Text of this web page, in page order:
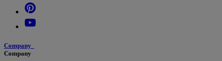
Company
Company